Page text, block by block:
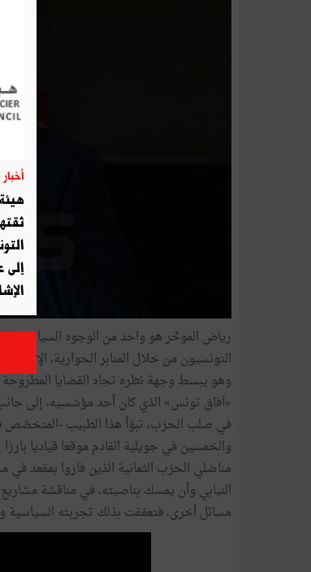
التونسيون من خلال المنابر الحوارية،
وهو يبسط وجهة نظره تجاه القضايا
«آفاق تونس» الذي كان أحد مؤسّسيه، إلى
في صلب الحزب، تبوّأ هذا الطبيب -المتخصّص
النيابي وأن يمسك بناصيته، في مناقشة مشاريع
مسائل أخرى، فتعمّقت بذلك تجربته السياسية
أخبار
إلى